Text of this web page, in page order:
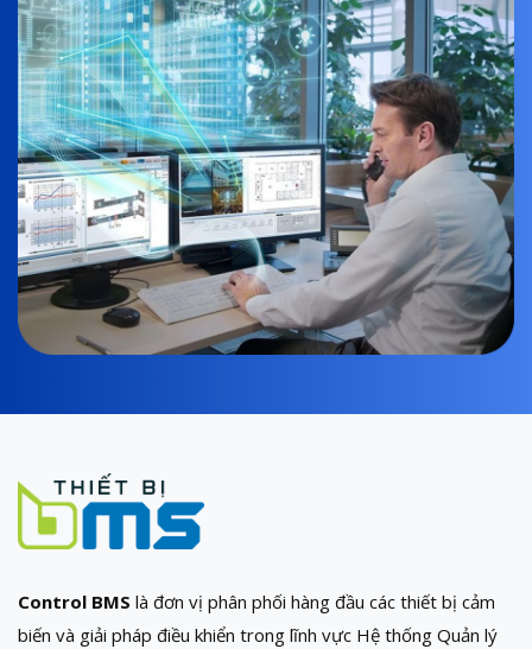
Control BMS là đơn vị phân phối hàng đầu các thiết bị cảm
biến và giải pháp điều khiển trong lĩnh vực Hệ thống Quản lý